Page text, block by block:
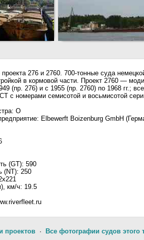
276 и 2760. 700-тонные суда
в кормовой части. Проект 2760 —
(пр. 276) и с 1955 (пр. 2760) по 1968 гг.;
с номерами семисотой и восьмисотой
О
Elbewerft Boizenburg GmbH
(GT): 590
(NT): 250
км/ч: 19.5
проектов · Все фотографии судов этого